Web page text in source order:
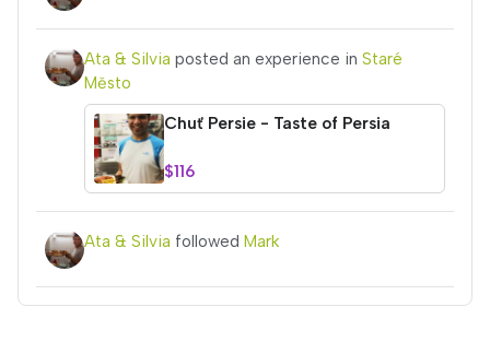
Ata & Silvia posted an experience in Staré
Město
Chuť Persie - Taste of Persia
$116
Ata & Silvia followed Mark